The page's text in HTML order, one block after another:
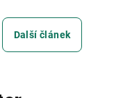
Další článek